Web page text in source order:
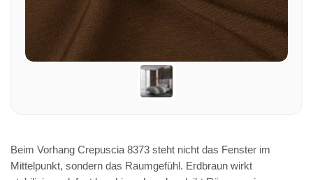
Beim Vorhang Crepuscia 8373 steht nicht das Fenster im
Mittelpunkt, sondern das Raumgefühl. Erdbraun wirkt